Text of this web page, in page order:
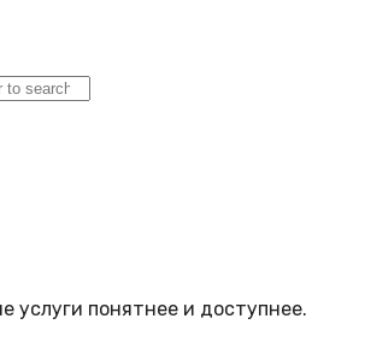
услуги понятнее и доступнее.